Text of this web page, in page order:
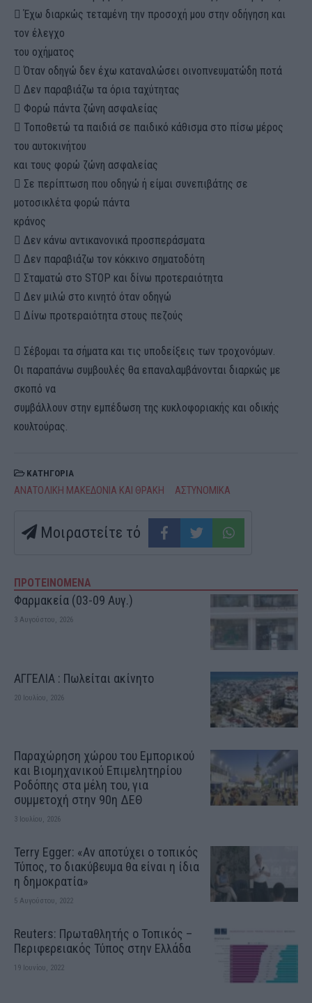
 Έχω διαρκώς τεταμένη την προσοχή μου στην οδήγηση και
τον έλεγχο
του οχήματος
 Όταν οδηγώ δεν έχω καταναλώσει οινοπνευματώδη ποτά
 Δεν παραβιάζω τα όρια ταχύτητας
 Φορώ πάντα ζώνη ασφαλείας
 Τοποθετώ τα παιδιά σε παιδικό κάθισμα στο πίσω μέρος
του αυτοκινήτου
και τους φορώ ζώνη ασφαλείας
 Σε περίπτωση που οδηγώ ή είμαι συνεπιβάτης σε
μοτοσικλέτα φορώ πάντα
κράνος
 Δεν κάνω αντικανονικά προσπεράσματα
 Δεν παραβιάζω τον κόκκινο σηματοδότη
 Σταματώ στο STOP και δίνω προτεραιότητα
 Δεν μιλώ στο κινητό όταν οδηγώ
 Δίνω προτεραιότητα στους πεζούς
 Σέβομαι τα σήματα και τις υποδείξεις των τροχονόμων.
Οι παραπάνω συμβουλές θα επαναλαμβάνονται διαρκώς με
σκοπό να
συμβάλλουν στην εμπέδωση της κυκλοφοριακής και οδικής
κουλτούρας.
ΚΑΤΗΓΟΡΙΑ
ΑΝΑΤΟΛΙΚΗ ΜΑΚΕΔΟΝΙΑ ΚΑΙ ΘΡΑΚΗ ΑΣΤΥΝΟΜΙΚΑ
Μοιραστείτε τό
ΠΡΟΤΕΙΝΟΜΕΝΑ
Φαρμακεία (03-09 Αυγ.)
3 Αυγούστου, 2026
ΑΓΓΕΛΙΑ : Πωλείται ακίνητο
20 Ιουλίου, 2026
Παραχώρηση χώρου του Εμπορικού
και Βιομηχανικού Επιμελητηρίου
Ροδόπης στα μέλη του, για
συμμετοχή στην 90η ΔΕΘ
3 Ιουλίου, 2026
Terry Egger: «Αν αποτύχει ο τοπικός
Τύπος, το διακύβευμα θα είναι η ίδια
η δημοκρατία»
5 Αυγούστου, 2022
Reuters: Πρωταθλητής ο Τοπικός –
Περιφερειακός Τύπος στην Ελλάδα
19 Ιουνίου, 2022